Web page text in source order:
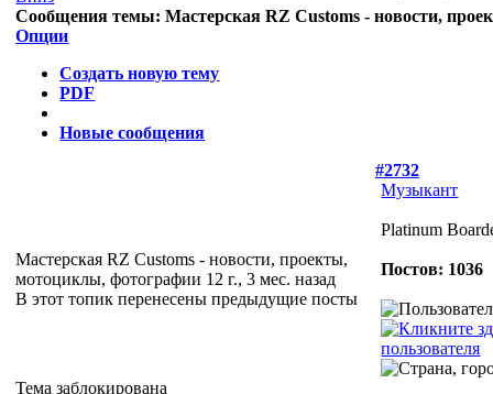
Сообщения темы: Мастерская RZ Customs - новости,
Опции
Создать новую тему
PDF
Новые сообщения
#2732
Мастерская RZ Customs - новости, проекты,
мотоциклы, фотографии 12 г., 3 мес. назад
В этот топик перенесены предыдущие посты
Музыкант
Platinum
Постов: 1036
Тема заблокирована